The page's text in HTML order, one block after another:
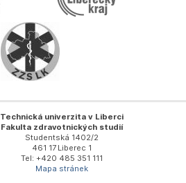
Technická univerzita v Liberci
Fakulta zdravotnických studií
Studentská 1402/2
461 17 Liberec 1
Tel: +420 485 351 111
Mapa stránek